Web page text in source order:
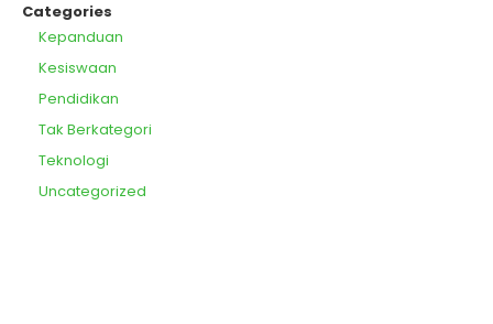
Categories
Kepanduan
Kesiswaan
Pendidikan
Tak Berkategori
Teknologi
Uncategorized